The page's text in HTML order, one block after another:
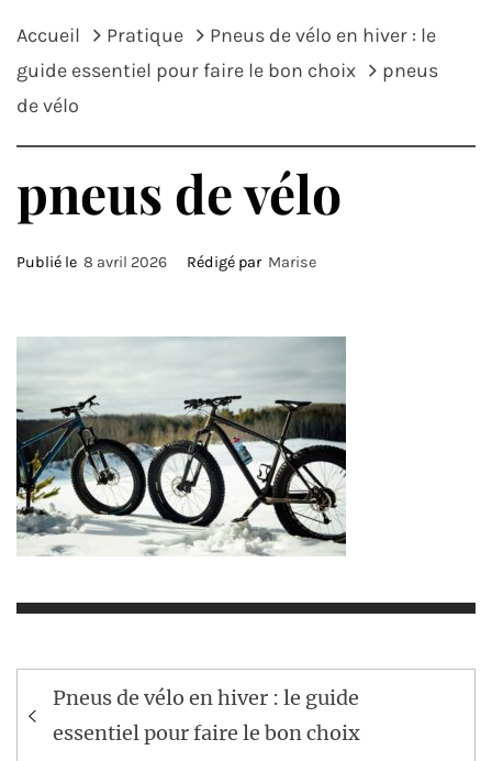
Accueil Pratique
Pneus de vélo en hiver : le
guide essentiel pour faire le bon choix
pneus
de vélo
pneus de vélo
Publié le 8 avril 2026 Rédigé par Marise
Navigation
de
Pneus de vélo en hiver : le guide
essentiel pour faire le bon choix